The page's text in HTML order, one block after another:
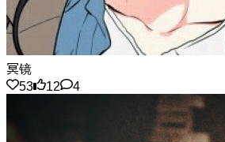
冥镜
53
12 4